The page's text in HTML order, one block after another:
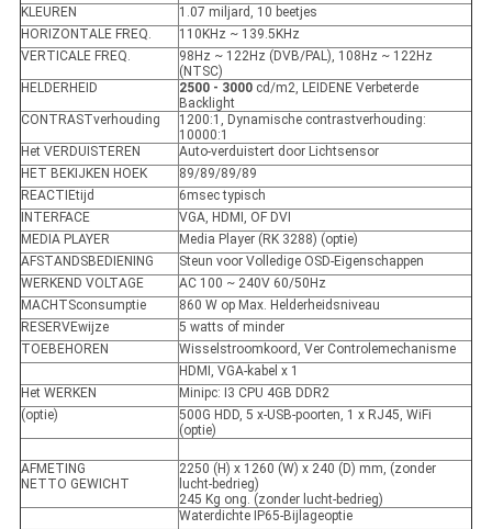
KLEUREN
1.07 miljard, 10 beetjes
HORIZONTALE FREQ.
110KHz ~ 139.5KHz
VERTICALE FREQ.
98Hz ~ 122Hz (DVB/PAL), 108Hz ~ 122Hz
(NTSC)
HELDERHEID
2500 - 3000cd/m2, LEIDENE Verbeterde
Backlight
CONTRASTverhouding
1200:1, Dynamische contrastverhouding:
10000:1
Het VERDUISTEREN
Auto-verduistert door Lichtsensor
HET BEKIJKEN HOEK
89/89/89/89
REACTIEtijd
6msec typisch
INTERFACE
VGA, HDMI, OF DVI
MEDIA PLAYER
Media Player (RK 3288) (optie)
AFSTANDSBEDIENING
Steun voor Volledige OSD-Eigenschappen
WERKEND VOLTAGE
AC 100 ~ 240V 60/50Hz
MACHTSconsumptie
860 W op Max. Helderheidsniveau
RESERVEwijze
5 watts of minder
TOEBEHOREN
Wisselstroomkoord, Ver Controlemechanisme
HDMI, VGA-kabel x 1
Het WERKEN
Minipc: I3 CPU 4GB DDR2
(optie)
500G HDD, 5 x-USB-poorten, 1 x RJ45, WiFi
(optie)
AFMETING
NETTO GEWICHT
2250 (H) x 1260 (W) x 240 (D) mm, (zonder
lucht-bedrieg)
245 Kg ong. (zonder lucht-bedrieg)
Waterdichte IP65-Bijlageoptie